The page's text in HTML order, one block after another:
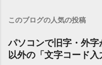
このブログの人気の投稿
パソコンで旧字・外
以外の「文字コード